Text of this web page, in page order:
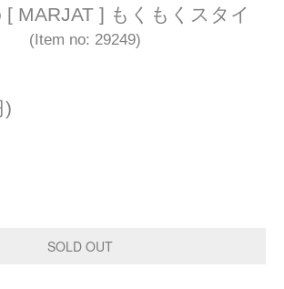
[ MARJAT ] もくもくスタイ
(Item no: 29249)
)